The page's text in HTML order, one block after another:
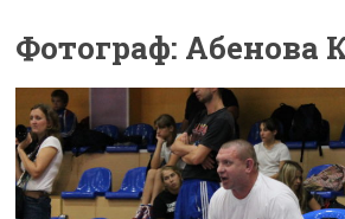
Фотограф: Абенова